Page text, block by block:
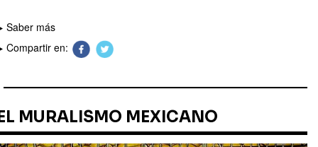
Saber más
Compartir en:
MURALISMO MEXICANO